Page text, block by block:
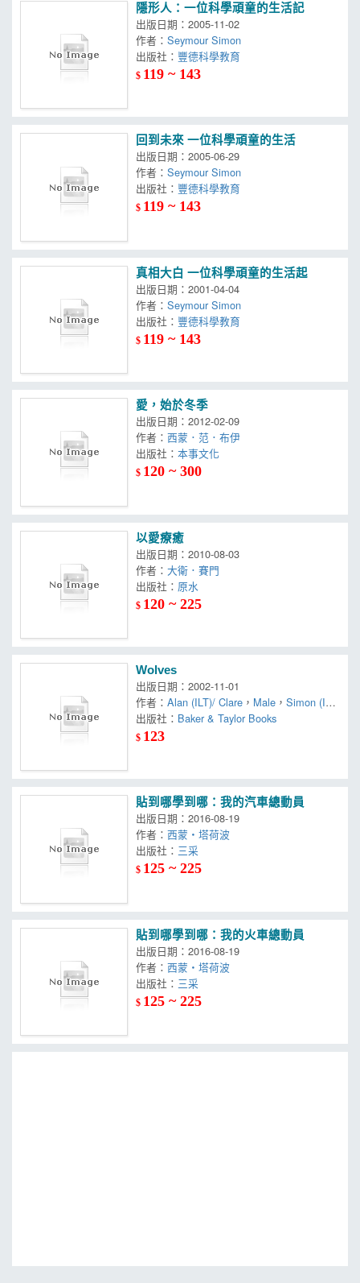
隱形人：一位科學頑童的生活記
出版日期：2005-11-02
作者：Seymour Simon
出版社：
$ 119 ~ 143
回到未來 一位科學頑童的生活
出版日期：2005-06-29
作者：Seymour Simon
出版社：
$ 119 ~ 143
真相大白 一位科學頑童的生活起
出版日期：2001-04-04
作者：Seymour Simon
出版社：
$ 119 ~ 143
愛，始於冬季
出版日期：2012-02-09
作者：西蒙．范．布伊
出版社：本事文化
$ 120 ~ 300
以愛療癒
出版日期：2010-08-03
作者：大衛．賽門
出版社： 原水
$ 120 ~ 225
Wolves
出版日期：2002-11-01
作者：Alan (ILT)/ Clare ， Male ，Simon (IL
T)/ Act-Two (COR)
出版社： Baker & Taylor Books
$ 123
貼到哪學到哪：我的汽車總動員
出版日期：2016-08-19
作者：西蒙‧塔荷波
出版社：
$ 125 ~ 225
貼到哪學到哪：我的火車總動員
出版日期：2016-08-19
作者：西蒙‧塔荷波
出版社：
$ 125 ~ 225